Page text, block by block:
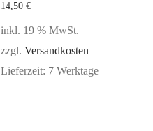
14,50 €
inkl. 19 % MwSt.
zzgl. Versandkosten
Lieferzeit: 7 Werktage